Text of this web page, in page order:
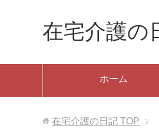
在宅介護の
ホーム
在宅介護の日記 TOP